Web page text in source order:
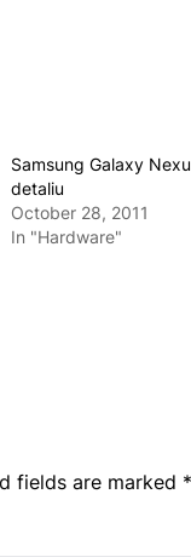
Samsung Galaxy
detaliu
October 28, 2011
In "Hardware"
fields are marked *